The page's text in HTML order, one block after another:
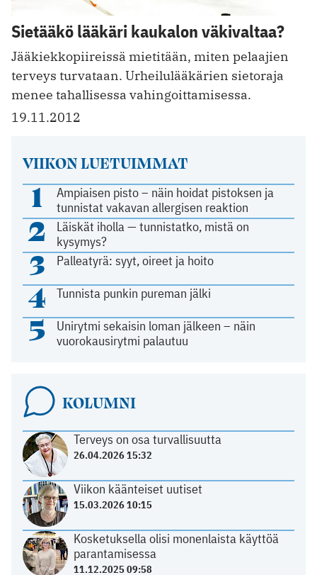
Sietääkö lääkäri kaukalon väkivaltaa?
Jääkiekkopiireissä mietitään, miten pelaajien
terveys turvataan. Urheilulääkärien sietoraja
menee tahallisessa vahingoittamisessa.
19.11.2012
VIIKON LUETUIMMAT
1
Ampiaisen pisto – näin hoidat pistoksen ja
tunnistat vakavan allergisen reaktion
2
Läiskät iholla — tunnistatko, mistä on
kysymys?
3 Palleatyrä: syyt, oireet ja hoito
4 Tunnista punkin pureman jälki
5
Unirytmi sekaisin loman jälkeen – näin
vuorokausirytmi palautuu
KOLUMNI
Terveys on osa turvallisuutta
26.04.2026 15:32
Viikon käänteiset uutiset
15.03.2026 10:15
Kosketuksella olisi monenlaista käyttöä
parantamisessa
11.12.2025 09:58